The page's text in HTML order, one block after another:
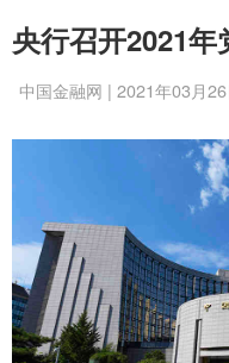
央行召开2021
中国金融网 | 2021年03月